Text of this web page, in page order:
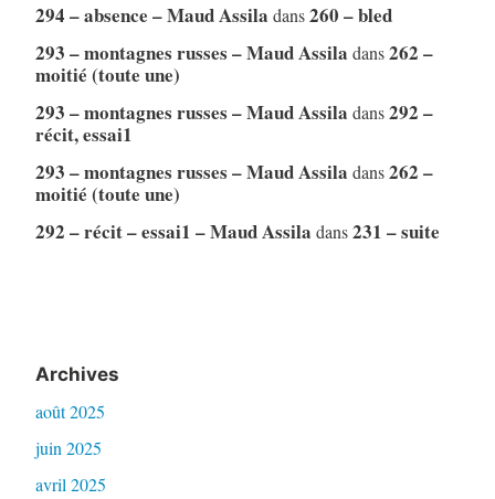
294 – absence – Maud Assila dans260 – bled
293 – montagnes russes – Maud Assila dans262 –
moitié (toute une)
293 – montagnes russes – Maud Assila dans292 –
récit, essai1
293 – montagnes russes – Maud Assila dans262 –
moitié (toute une)
292 – récit – essai1 – Maud Assila dans231 – suite
Archives
août 2025
juin 2025
avril 2025